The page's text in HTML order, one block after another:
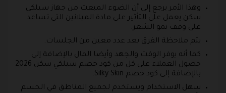
وهذا الأمر يرجع إلى أن الضوء المبعث من جهاز سيلكي
سكن يعمل على التأثير على مادة الميلانين التي تساعد
على وقف نمو الشعر.
يتم ملاحظة الفرق بعد عدد معين من الجلسات.
كما أنه يوفر الوقت والجهد وأيضا المال بالإضافة إلى
حصول العملاء على كل من كود خصم سيلكي سكن 2026
بالإضافة إلى كود خصم Silky Skin.
سهل الاستخدام ويستخدم لجميع المناطق في الجسم